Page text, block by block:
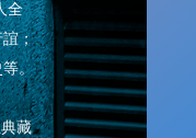
全
誼；
等。
藏